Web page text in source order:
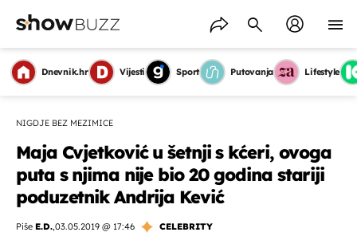
Dnevnik.hr Vijesti Sport Putovanja Lifestyle
NIGDJE BEZ MEZIMICE
Maja Cvjetković u šetnji s kćeri, ovoga
puta s njima nije bio 20 godina stariji
poduzetnik Andrija Kević
Piše E.D.,03.05.2019 @ 17:46
CELEBRITY